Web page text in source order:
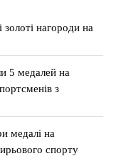
золоті нагороди на
5 медалей на
з
медалі на
спорту